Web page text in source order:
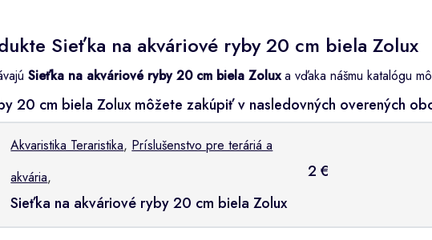
Sieťka na akváriové ryby 20 cm biela Zolux
Sieťka na akváriové ryby 20 cm biela Zoluxa vďaka nášmu katalógu
20 cm biela Zolux môžete zakúpiť v nasledovných overených
Akvaristika Teraristika, Príslušenstvo pre teráriá a
akvária,
Sieťka na akváriové ryby 20 cm biela Zolux
2 €